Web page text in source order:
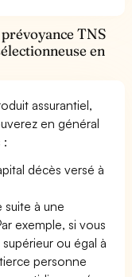
TNS
en
assurantiel,
en général
:
décès versé à
suite à une
exemple, si vous
ou égal à
personne